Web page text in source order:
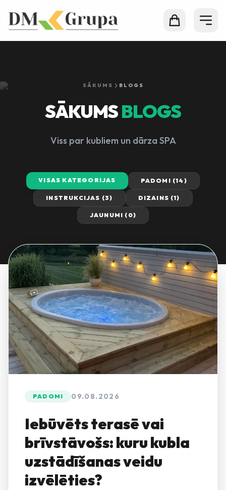
SĀKUMS BLOGS
SĀKUMSBLOGS
Viss par kubliem un dārza SPA
VISAS KATEGORIJAS PADOMI (14)
INSTRUKCIJAS (3) DIZAINS (1)
JAUNUMI (0)
PADOMI 09.08.2026
Iebūvēts terasē vai
brīvstāvošs: kuru kubla
uzstādīšanas veidu
izvēlēties?